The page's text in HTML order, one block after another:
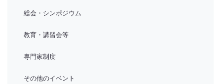
総会・シンポジウム
教育・講習会等
専門家制度
その他のイベント